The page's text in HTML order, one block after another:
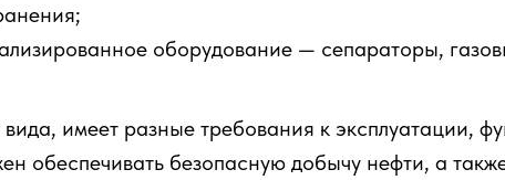
оборудование — сепараторы,
имеет разные требования к эксплуатации,
обеспечивать безопасную добычу нефти, а